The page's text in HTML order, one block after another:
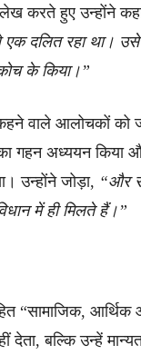
करते हुए उन्होंने
दलित रहा था।
के किया।”
कहने वाले आलोचकों को
का गहन अध्ययन
उन्होंने जोड़ा, “और
में ही मिलते हैं।”
“सामाजिक,
देता, बल्कि उन्हें